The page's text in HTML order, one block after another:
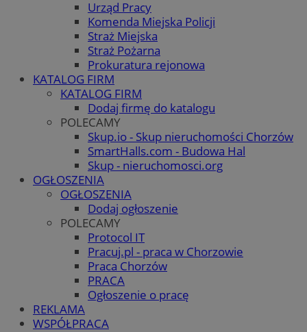
Urząd Pracy
Komenda Miejska Policji
Straż Miejska
Straż Pożarna
Prokuratura rejonowa
KATALOG FIRM
KATALOG FIRM
Dodaj firmę do katalogu
POLECAMY
Skup.io - Skup nieruchomości Chorzów
SmartHalls.com - Budowa Hal
Skup - nieruchomosci.org
OGŁOSZENIA
OGŁOSZENIA
Dodaj ogłoszenie
POLECAMY
Protocol IT
Pracuj.pl - praca w Chorzowie
Praca Chorzów
PRACA
Ogłoszenie o pracę
REKLAMA
WSPÓŁPRACA